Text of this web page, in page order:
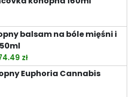
wynosi:
balsam na bóle mięśni i
złZakres
cen:
od
Euphoria Cannabis